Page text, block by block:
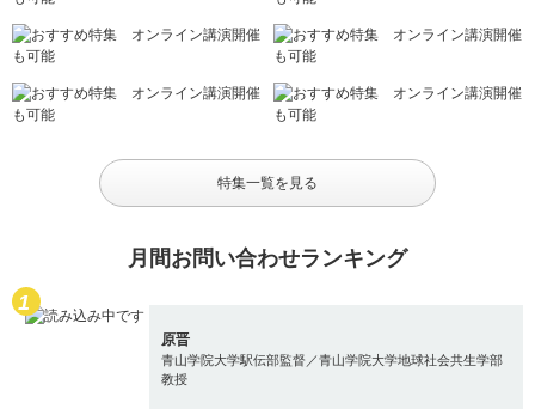
特集一覧を見る
月間お問い合わせランキング
原晋
青山学院大学駅伝部監督／青山学院大学地球社会共生学部
教授